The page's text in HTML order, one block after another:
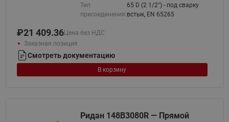
Тип
присоединения:
65 D (2 1/2") - под сварку
встык, EN 65265
₽21 409.36Цена без НДС
Заказная позиция
Смотреть документацию
В корзину
Ридан 148B3080R — Прямой